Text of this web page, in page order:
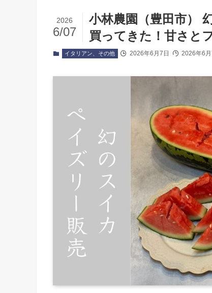
小林農園（豊田市）
買ってきた！甘さと
2026
6/07
イタリアン、その他 2026年6月7日 2026年6月